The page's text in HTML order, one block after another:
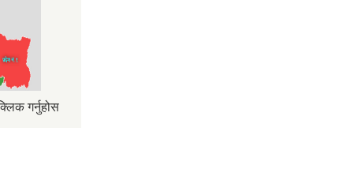
गर्नुहोस